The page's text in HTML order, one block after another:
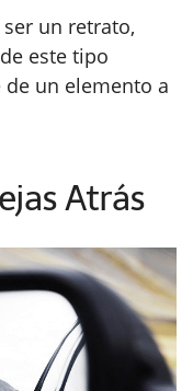
un retrato,
este tipo
un elemento a
Atrás